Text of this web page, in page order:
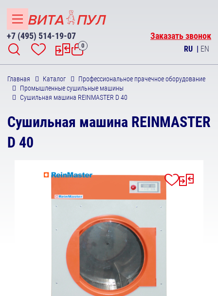
+7 (495) 514-19-07 Заказать звонок
0 RU | EN
Главная Каталог
Профессиональное прачечное оборудование
Промышленные сушильные машины
Сушильная машина REINMASTER D 40
Сушильная машина REINMASTER
D 40